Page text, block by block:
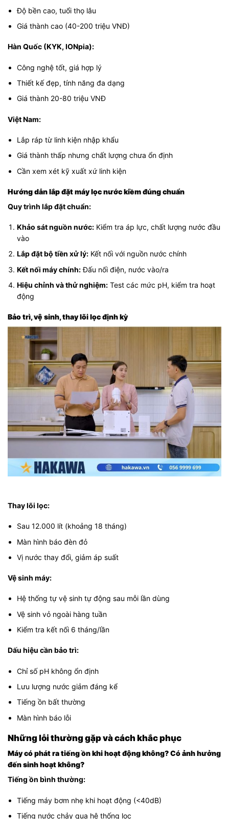
Độ bền cao, tuổi thọ lâu
Giá thành cao (40-200 triệu VNĐ)
Hàn Quốc (KYK, IONpia):
Công nghệ tốt, giá hợp lý
Thiết kế đẹp, tính năng đa dạng
Giá thành 20-80 triệu VNĐ
Việt Nam:
Lắp ráp từ linh kiện nhập khẩu
Giá thành thấp nhưng chất lượng chưa ổn định
Cần xem xét kỹ xuất xứ linh kiện
Hướng dẫn lắp đặt máy lọc nước kiềm đúng chuẩn
Quy trình lắp đặt chuẩn:
Khảo sát nguồn nước: Kiểm tra áp lực, chất lượng nước đầu
vào
Lắp đặt bộ tiền xử lý: Kết nối với nguồn nước chính
Kết nối máy chính:Đấu nối điện, nước vào/ra
Hiệu chỉnh và thử nghiệm: Test các mức pH, kiểm tra hoạt
động
Bảo trì, vệ sinh, thay lõi lọc định kỳ
Thay lõi lọc:
Sau 12.000 lít (khoảng 18 tháng)
Màn hình báo đèn đỏ
Vị nước thay đổi, giảm áp suất
Vệ sinh máy:
Hệ thống tự vệ sinh tự động sau mỗi lần dùng
Vệ sinh vỏ ngoài hàng tuần
Kiểm tra kết nối 6 tháng/lần
Dấu hiệu cần bảo trì:
Chỉ số pH không ổn định
Lưu lượng nước giảm đáng kể
Tiếng ồn bất thường
Màn hình báo lỗi
Những lỗi thường gặp và cách khắc phục
Máy có phát ra tiếng ồn khi hoạt động không? Có ảnh hưởng
đến sinh hoạt không?
Tiếng ồn bình thường:
Tiếng máy bơm nhẹ khi hoạt động (<40dB)
Tiếng nước chảy qua hệ thống lọc